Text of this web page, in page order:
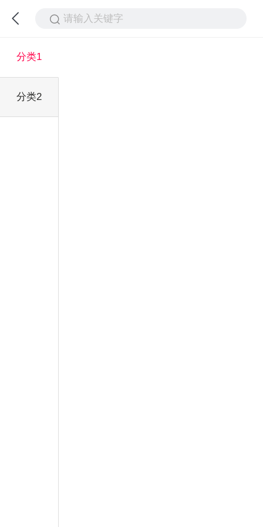
请输入关键字
分类1
分类2